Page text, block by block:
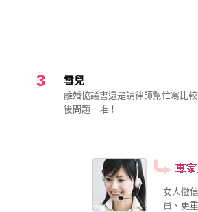
3 雪兒
離婚協議書還是請律師幫忙寫比
後問題一堆！
女人徵
員、更